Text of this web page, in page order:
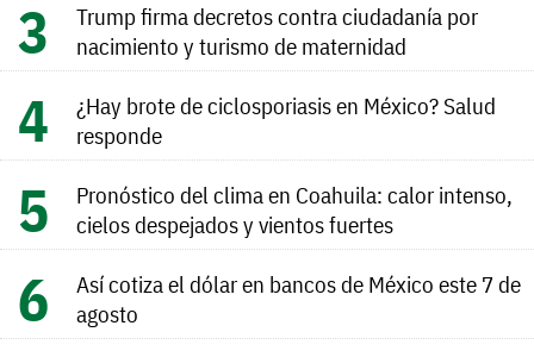
Trump firma decretos contra ciudadanía por
nacimiento y turismo de maternidad
¿Hay brote de ciclosporiasis en México? Salud
responde
Pronóstico del clima en Coahuila: calor intenso,
cielos despejados y vientos fuertes
Así cotiza el dólar en bancos de México este 7 de
agosto